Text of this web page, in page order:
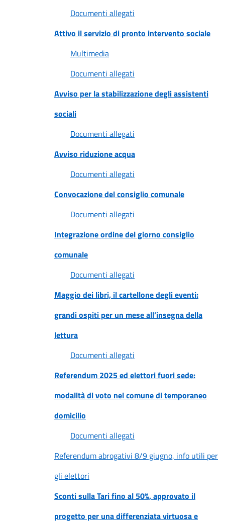
Documenti allegati
Attivo il servizio di pronto intervento sociale
Multimedia
Documenti allegati
Avviso per la stabilizzazione degli assistenti
sociali
Documenti allegati
Avviso riduzione acqua
Documenti allegati
Convocazione del consiglio comunale
Documenti allegati
Integrazione ordine del giorno consiglio
comunale
Documenti allegati
Maggio dei libri, il cartellone degli eventi:
grandi ospiti per un mese all’insegna della
lettura
Documenti allegati
Referendum 2025 ed elettori fuori sede:
modalità di voto nel comune di temporaneo
domicilio
Documenti allegati
Referendum abrogativi 8/9 giugno, info utili per
gli elettori
Sconti sulla Tari fino al 50%, approvato il
progetto per una differenziata virtuosa e